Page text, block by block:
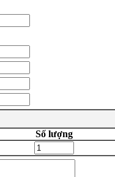
Số lượng